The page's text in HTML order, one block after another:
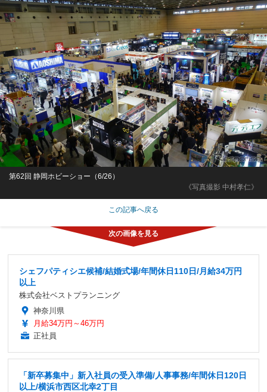
《写真撮影 中村孝仁》
第62回 静岡ホビーショー（6/26）
この記事へ戻る
シェフパティシエ候補/結婚式場/年間休日110日/月給34万円
以上
株式会社ベストプランニング
神奈川県
月給34万円～46万円
正社員
「新卒募集中」新入社員の受入準備/人事事務/年間休日120日
以上/横浜市西区北幸2丁目